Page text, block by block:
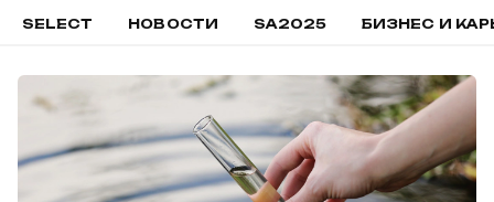
SELECT НОВОСТИ SA2025 БИЗНЕС И